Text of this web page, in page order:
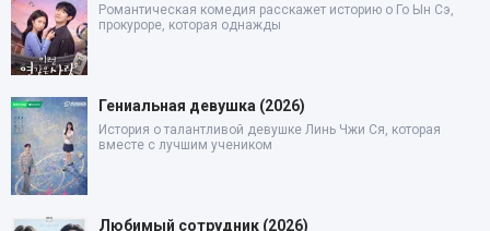
Романтическая комедия расскажет историю о Го Ын Сэ,
прокуроре, которая однажды
Гениальная девушка (2026)
История о талантливой девушке Линь Чжи Ся, которая
вместе с лучшим учеником
Любимый сотрудник (2026)